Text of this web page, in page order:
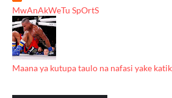
MwAnAkWeTu SpOrtS
Maana ya kutupa taulo na nafasi yake